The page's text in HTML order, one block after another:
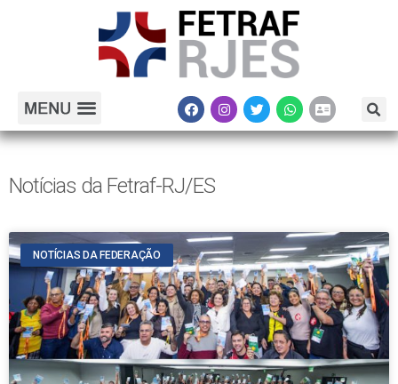
Notícias da Fetraf-RJ/ES
NOTÍCIAS DA FEDERAÇÃO